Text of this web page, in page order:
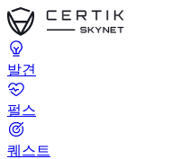
발견
펄스
퀘스트